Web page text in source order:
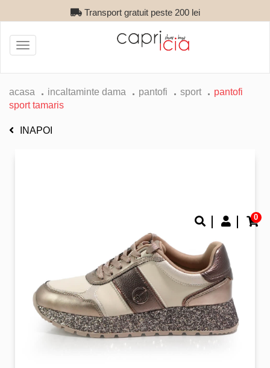
Transport gratuit peste 200 lei
0
Toggle
navigation
acasa incaltaminte dama pantofi sport
pantofi
sport tamaris
INAPOI